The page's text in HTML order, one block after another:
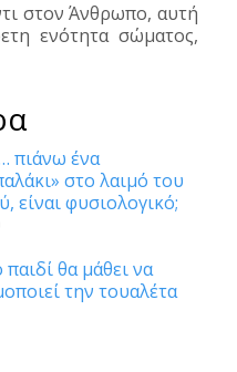
στον Άνθρωπο, αυτή
ενότητα σώματος,
πιάνω ένα
στο λαιμό του
είναι φυσιολογικό;
θα μάθει να
την τουαλέτα